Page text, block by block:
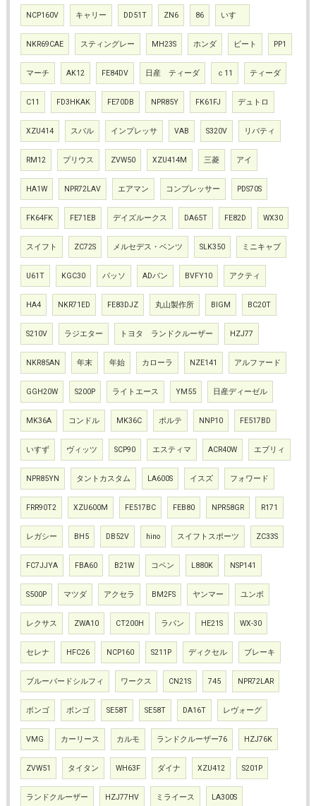
NCP160V キャリー DD51T ZN6 86 いすゞ
NKR69CAE スティングレー MH23S ホンダ ビート PP1
マーチ AK12 FE84DV 日産 ティーダ ｃ11 ティーダ
C11 FD3HKAK FE70DB NPR85Y FK61FJ デュトロ
XZU414 スバル インプレッサ VAB S320V リバティ
RM12 プリウス ZVW50 XZU414M 三菱 アイ
HA1W NPR72LAV エアマン コンプレッサー PDS70S
FK64FK FE71EB デイズルークス DA65T FE82D WX30
スイフト ZC72S メルセデス・ベンツ SLK350 ミニキャブ
U61T KGC30 パッソ ADバン BVFY10 アクティ
HA4 NKR71ED FE83DJZ 丸山製作所 BIGM BC20T
S210V ラジエター トヨタ ランドクルーザー HZJ77
NKR85AN 年末 年始 カローラ NZE141 アルファード
GGH20W S200P ライトエース YM55 日産ディーゼル
MK36A コンドル MK36C ポルテ NNP10 FE517BD
いすず ヴィッツ SCP90 エスティマ ACR40W エブリィ
NPR85YN タントカスタム LA600S イスズ フォワード
FRR90T2 XZU600M FE517BC FEB80 NPR58GR R171
レガシー BH5 DB52V hino スイフトスポーツ ZC33S
FC7JJYA FBA60 B21W コペン L880K NSP141
S500P マツダ アクセラ BM2FS ヤンマー ユンボ
レクサス ZWA10 CT200H ラパン HE21S WX-30
セレナ HFC26 NCP160 S211P ディクセル ブレーキ
ブルーバードシルフィ ワークス CN21S 745 NPR72LAR
ボンゴ ボンゴ SE58T SE58T DA16T レヴォーグ
VMG カーリース カルモ ランドクルーザー76 HZJ76K
ZVW51 タイタン WH63F ダイナ XZU412 S201P
ランドクルーザー HZJ77HV ミライース LA300S